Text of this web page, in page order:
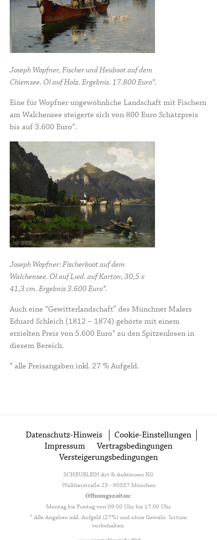
Joseph Wopfner, Fischer und Heuboot auf dem
Chiemsee. Öl auf Holz. Ergebnis. 17.800 Euro*.
Eine für Wopfner ungewöhnliche Landschaft mit Fischern
am Walchensee steigerte sich von 800 Euro Schätzpreis
bis auf 3.600 Euro*.
Joseph Wopfner: Fischerboot auf dem
Walchensee. Öl auf Lwd. auf Karton, 30,5 x
41,3 cm. Ergebnis 3.600 Euro*.
Auch eine “Gewitterlandschaft” des Münchner Malers
Eduard Schleich (1812 – 1874) gehörte mit einem
erzielten Preis von 5.600 Euro* zu den Spitzenlosen in
diesem Bereich.
* alle Preisangaben inkl. 27 % Aufgeld.
Datenschutz-Hinweis
Cookie-Einstellungen
Impressum
Vertragsbedingungen
Versteigerungsbedingungen
SCHEUBLEIN Art & Auktionen KG
Waltherstraße 23 - 80337 München
Öffnungszeiten:
Montag bis Freitag von 09:00 Uhr bis 17:00 Uhr
* Alle Angaben inkl. Aufgeld (27%) und ohne Gewähr. Irrtum
vorbehalten.